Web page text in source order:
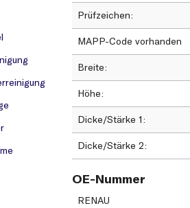
Prüfzeichen
MAPP-Code vorhanden
Breite
Höhe
Dicke/Stärke 1
Dicke/Stärke 2
OE-Nummer
RENAU